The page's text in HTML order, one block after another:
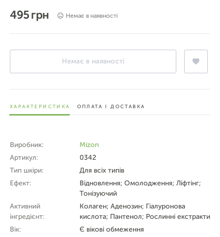
495 грн Немає в наявності
Немає в наявності
ХАРАКТЕРИСТИКА ОПЛАТА І ДОСТАВКА
Виробник:
Mizon
Артикул:
0342
Тип шкіри:
Для всіх типів
Ефект:
Відновлення; Омолодження; Ліфтінг;
Тонізуючий
Активний
інгредієнт:
Колаген; Аденозин; Гіалуронова
кислота; Пантенол; Рослинні екстракти
Вік:
Є вікові обмеження